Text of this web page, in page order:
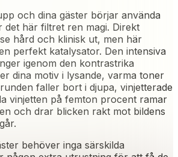
och dina gäster börjar använda
det här filtret ren magi. Direkt
hård och klinisk ut, men här
perfekt katalysator. Den intensiva
igenom den kontrastrika
dina motiv i lysande, varma toner
faller bort i djupa, vinjetterade
vinjetten på femton procent ramar
och drar blicken rakt mot bildens
behöver inga särskilda